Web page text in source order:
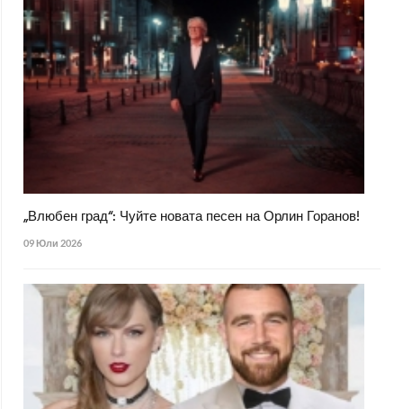
„Влюбен град“: Чуйте новата песен на Орлин Горанов!
09 Юли 2026